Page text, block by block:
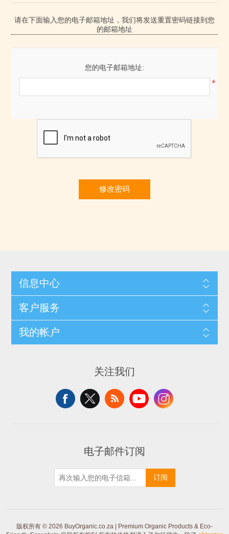
请在下面输入您的电子邮箱地址，我们将发送重置密码链接到您
的邮箱地址
您的电子邮箱地址:
*
修改密码
信息中心
客户服务
我的帐户
关注我们
电子邮件订阅
订阅
版权所有 © 2026 BuyOrganic.co.za | Premium Organic Products & Eco-